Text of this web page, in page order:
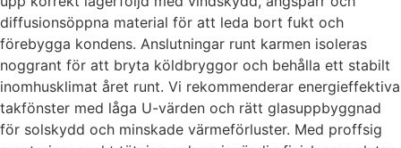
diffusionsöppna material för att leda bort fukt och
förebygga kondens. Anslutningar runt karmen isoleras
noggrant för att bryta köldbryggor och behålla ett stabilt
inomhusklimat året runt. Vi rekommenderar energieffektiva
takfönster med låga U-värden och rätt glasuppbyggnad
för solskydd och minskade värmeförluster. Med proffsig